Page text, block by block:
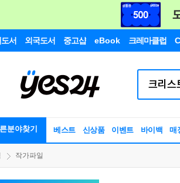
서 외국도서 중고샵 eBook 크레마클럽
분야찾기 베스트 신상품 이벤트 바이백 매
작가파일